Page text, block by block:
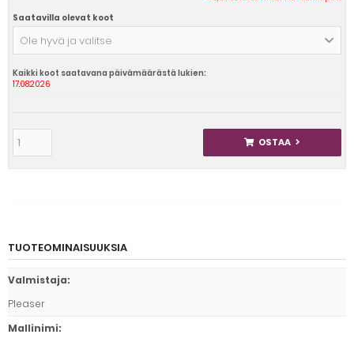
Saatavilla olevat koot
Ole hyvä ja valitse
Kaikki koot saatavana päivämäärästä lukien:
17.08.2026
OSTAA
TUOTEOMINAISUUKSIA
Valmistaja:
Pleaser
Mallinimi: